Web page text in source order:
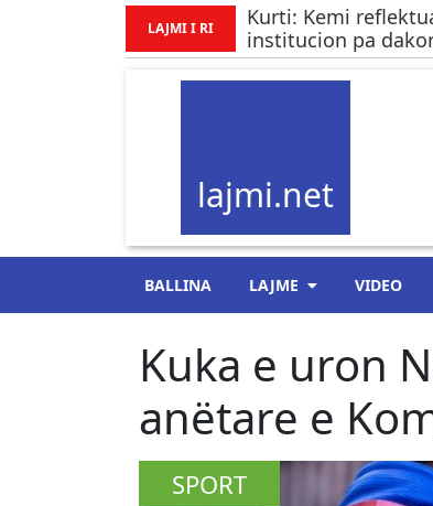
LAJMI I RI
Kurti: Kemi
institucion pa
lajmi.net
BALLINA LAJME VIDEO
Kuka e uron
anëtare e
SPORT